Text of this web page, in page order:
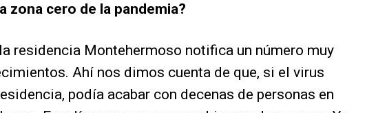
zona cero de la pandemia?
residencia Montehermoso notifica un número muy
Ahí nos dimos cuenta de que, si el virus
podía acabar con decenas de personas en